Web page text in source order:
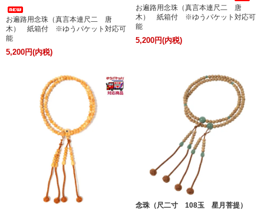
お遍路用念珠（真言本連尺二 唐
木） 紙箱付 ※ゆうパケット対応可
能
5,200円(内税)
お遍路用念珠（真言本連尺二 唐
木） 紙箱付 ※ゆうパケット対応可
能
5,200円(内税)
念珠（尺二寸 108玉 星月菩提）